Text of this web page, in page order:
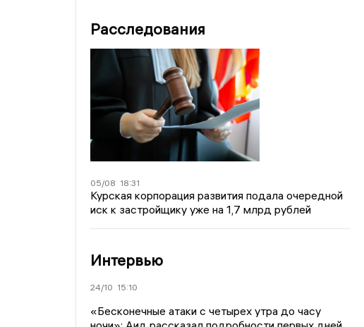
Расследования
05/08 18:31
Курская корпорация развития подала очередной
иск к застройщику уже на 1,7 млрд рублей
Интервью
24/10 15:10
«Бесконечные атаки с четырех утра до часу